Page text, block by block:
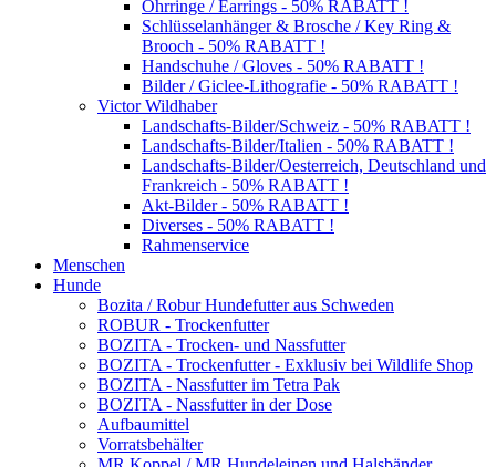
Ohrringe / Earrings - 50% RABATT !
Schlüsselanhänger & Brosche / Key Ring &
Brooch - 50% RABATT !
Handschuhe / Gloves - 50% RABATT !
Bilder / Giclee-Lithografie - 50% RABATT !
Victor Wildhaber
Landschafts-Bilder/Schweiz - 50% RABATT !
Landschafts-Bilder/Italien - 50% RABATT !
Landschafts-Bilder/Oesterreich, Deutschland und
Frankreich - 50% RABATT !
Akt-Bilder - 50% RABATT !
Diverses - 50% RABATT !
Rahmenservice
Menschen
Hunde
Bozita / Robur Hundefutter aus Schweden
ROBUR - Trockenfutter
BOZITA - Trocken- und Nassfutter
BOZITA - Trockenfutter - Exklusiv bei Wildlife Shop
BOZITA - Nassfutter im Tetra Pak
BOZITA - Nassfutter in der Dose
Aufbaumittel
Vorratsbehälter